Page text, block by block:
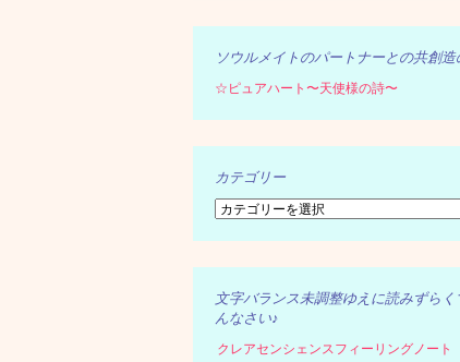
ソウルメイトのパートナーとの共創造
☆ピュアハート〜天使様の詩〜
カテゴリー
カ
ゴ
リ
文字バランス未調整ゆえに読みずらく
んなさい♪
クレアセンシェンスフィーリングノート